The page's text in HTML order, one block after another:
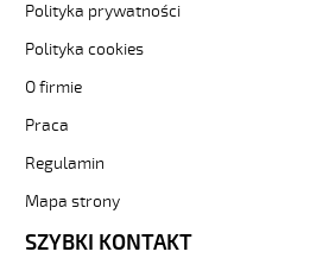
elastyczne.
JZ-
5G35
Kabel
0,6/1
żyły
czarne
Polityka prywatności
Polityka cookies
O firmie
Praca
Regulamin
Mapa strony
SZYBKI KONTAKT